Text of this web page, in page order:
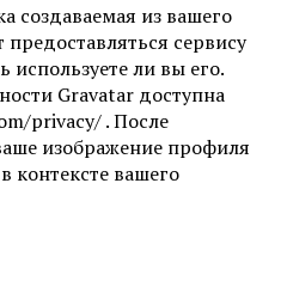
создаваемая из вашего
сервису
используете ли вы его.
Gravatar доступна
privacy/ . После
изображение профиля
контексте вашего